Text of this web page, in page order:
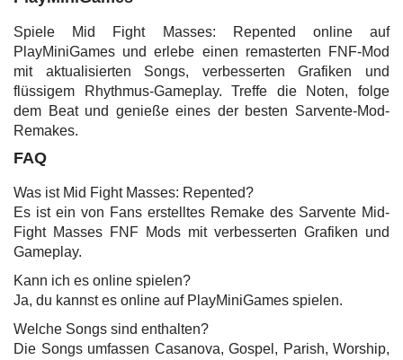
Spiele Mid Fight Masses: Repented online auf
PlayMiniGames und erlebe einen remasterten FNF-Mod
mit aktualisierten Songs, verbesserten Grafiken und
flüssigem Rhythmus-Gameplay. Treffe die Noten, folge
dem Beat und genieße eines der besten Sarvente-Mod-
Remakes.
FAQ
Was ist Mid Fight Masses: Repented?
Es ist ein von Fans erstelltes Remake des Sarvente Mid-
Fight Masses FNF Mods mit verbesserten Grafiken und
Gameplay.
Kann ich es online spielen?
Ja, du kannst es online auf PlayMiniGames spielen.
Welche Songs sind enthalten?
Die Songs umfassen Casanova, Gospel, Parish, Worship,